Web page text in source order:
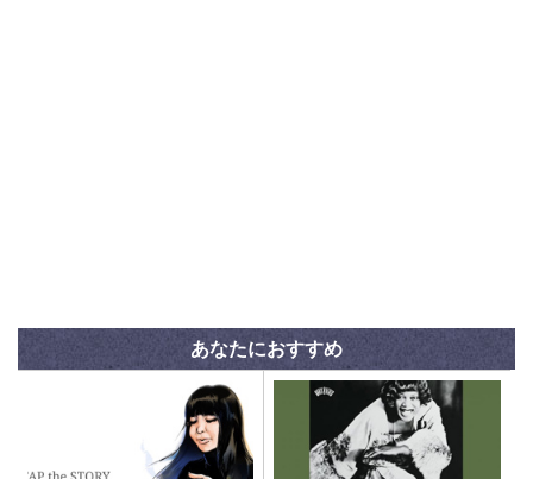
あなたにおすすめ